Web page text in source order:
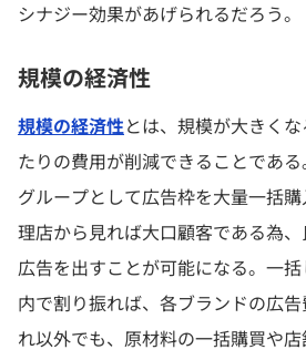
シナジー効果があげられるだろう。
規模の経済性
規模の経済性とは、規模が大きく
たりの費用が削減できることである
グループとして広告枠を大量一括
理店から見れば大口顧客である為
広告を出すことが可能になる。一
内で割り振れば、各ブランドの広
れ以外でも、原材料の一括購買や